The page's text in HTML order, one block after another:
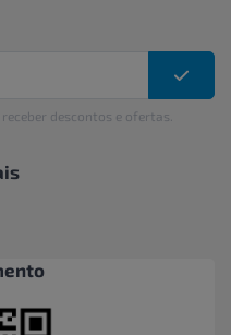
descontos e ofertas.